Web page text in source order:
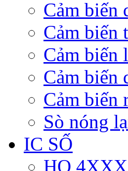
Cảm biến
Cảm biến
Cảm biến
Cảm biến
Cảm biến
Sò nóng
IC SỐ
HỌ 4XXX